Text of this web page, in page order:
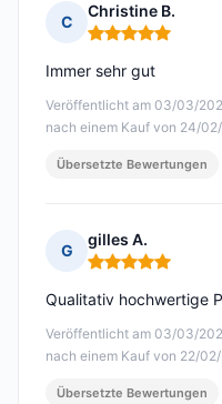
C
Christine B.
Hinweis: 5 von 5
Veröffentlicht am 03/03/
nach einem Kauf von 24/
Immer sehr gut
Übersetzte Bewertungen
G
gilles A.
Hinweis: 5 von 5
Veröffentlicht am 03/03/
nach einem Kauf von 22/
Qualitativ hochwertige
Übersetzte Bewertungen